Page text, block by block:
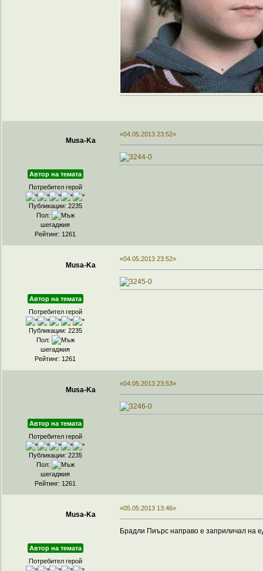
Musa-Ka
Автор на темата
Потребител герой
Публикации: 2235
Пол:
шегаджия
Рейтинг: 1261
«04.05.2013 23:52»
Musa-Ka
Автор на темата
Потребител герой
Публикации: 2235
Пол:
шегаджия
Рейтинг: 1261
«04.05.2013 23:52»
Musa-Ka
Автор на темата
Потребител герой
Публикации: 2235
Пол:
шегаджия
Рейтинг: 1261
«04.05.2013 23:53»
Musa-Ka
Автор на темата
Потребител герой
«05.05.2013 13:46»
Брадли Пиърс направо е заприличал на